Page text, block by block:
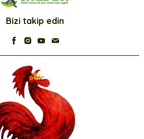
Bizi takip edin